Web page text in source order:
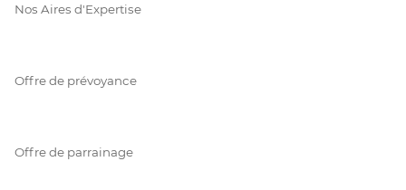
Nos Aires d'Expertise
Offre de prévoyance
Offre de parrainage